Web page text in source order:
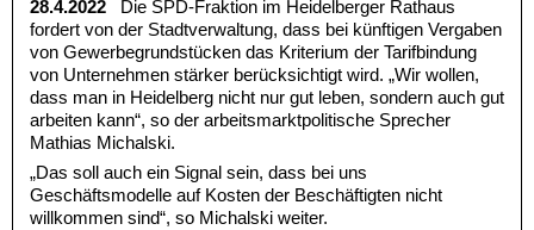
28.4.2022
Die SPD-Fraktion im Heidelberger Rathaus
fordert von der Stadtverwaltung, dass bei künftigen Vergaben
von Gewerbegrundstücken das Kriterium der Tarifbindung
von Unternehmen stärker berücksichtigt wird. „Wir wollen,
dass man in Heidelberg nicht nur gut leben, sondern auch gut
arbeiten kann“, so der arbeitsmarktpolitische Sprecher
Mathias Michalski.
„Das soll auch ein Signal sein, dass bei uns
Geschäftsmodelle auf Kosten der Beschäftigten nicht
willkommen sind“, so Michalski weiter.